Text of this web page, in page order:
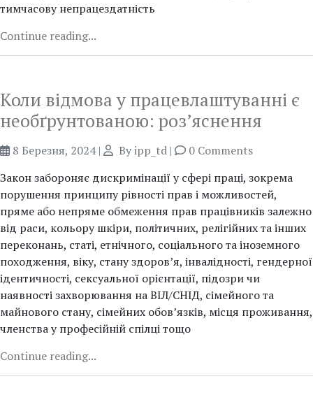
тимчасову непрацездатність
Continue reading...
Коли відмова у працевлаштуванні є
необґрунтованою: роз’яснення
8 Березня, 2024| Byipp_td |
0 Comments
Закон забороняє дискримінації у сфері праці, зокрема
порушення принципу рівності прав і можливостей,
пряме або непряме обмеження прав працівників залежно
від раси, кольору шкіри, політичних, релігійних та інших
переконань, статі, етнічного, соціального та іноземного
походження, віку, стану здоров’я, інвалідності, гендерної
ідентичності, сексуальної орієнтації, підозри чи
наявності захворювання на ВІЛ/СНІД, сімейного та
майнового стану, сімейних обов’язків, місця проживання,
членства у професійній спілці тощо
Continue reading...